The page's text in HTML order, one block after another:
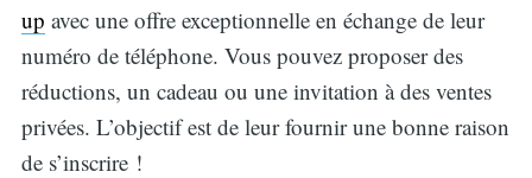
up avec une offre exceptionnelle en échange de leur
numéro de téléphone. Vous pouvez proposer des
réductions, un cadeau ou une invitation à des ventes
privées. L’objectif est de leur fournir une bonne raison
de s’inscrire !